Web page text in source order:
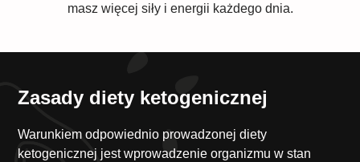
masz więcej siły i energii każdego dnia.
Zasady diety ketogenicznej
Warunkiem odpowiednio prowadzonej diety
ketogenicznej jest wprowadzenie organizmu w stan